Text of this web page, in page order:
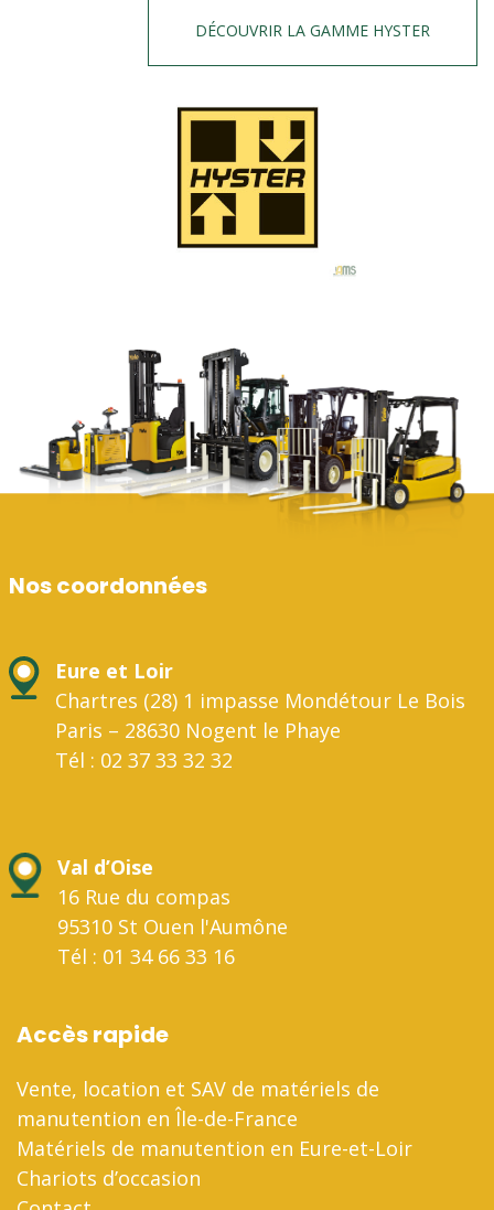
DÉCOUVRIR LA GAMME HYSTER
Nos coordonnées
Eure et Loir
Chartres (28) 1 impasse Mondétour Le Bois
Paris – 28630 Nogent le Phaye
Tél : 02 37 33 32 32
Val d’Oise
16 Rue du compas
95310 St Ouen l'Aumône
Tél : 01 34 66 33 16
Accès rapide
Vente, location et SAV de matériels de
manutention en Île-de-France
Matériels de manutention en Eure-et-Loir
Chariots d’occasion